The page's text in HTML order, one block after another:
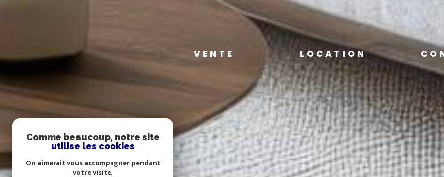
VENTE LOCATION
Comme beaucoup, notre site
utilise les cookies
On aimerait vous accompagner pendant
votre visite.